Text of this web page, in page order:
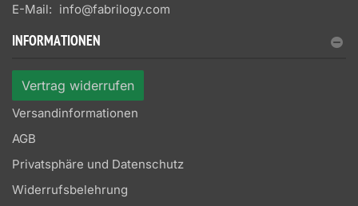
E-Mail: info@fabrilogy.com
INFORMATIONEN
Vertrag widerrufen
Versandinformationen
AGB
Privatsphäre und Datenschutz
Widerrufsbelehrung